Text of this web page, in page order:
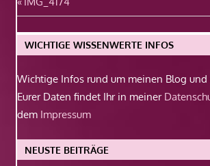
Beitragsnavigation
Beitrag:
WICHTIGE WISSENWERTE INFOS
Wichtige Infos rund um meinen Blog und
Eurer Daten findet Ihr in meiner
dem Impressum
NEUSTE BEITRÄGE